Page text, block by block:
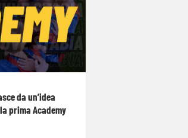
da un’idea
prima Academy